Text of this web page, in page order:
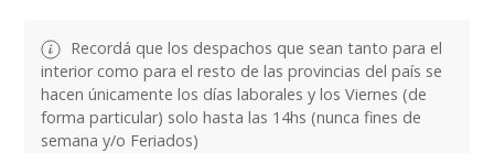
Recordá que los despachos que sean tanto para el
interior como para el resto de las provincias del país se
hacen únicamente los días laborales y los Viernes (de
forma particular) solo hasta las 14hs (nunca fines de
semana y/o Feriados)